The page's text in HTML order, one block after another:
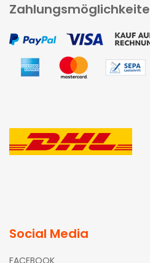
Social Media
FACEBOOK